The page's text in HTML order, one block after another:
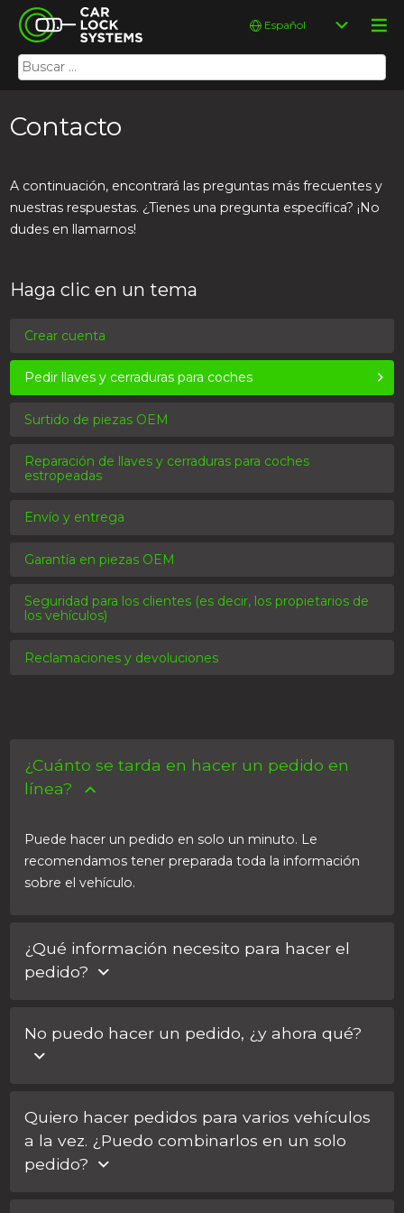
Skip
content
Car Lock Systems
Car Lock Systems
Buscar:
Elegir
idioma
Contacto
A continuación, encontrará las preguntas más frecuentes y
nuestras respuestas. ¿Tienes una pregunta específica? ¡No
dudes en llamarnos!
Haga clic en un tema
Crear cuenta
Pedir llaves y cerraduras para coches
Surtido de piezas OEM
Reparación de llaves y cerraduras para coches
estropeadas
Envío y entrega
Garantía en piezas OEM
Seguridad para los clientes (es decir, los propietarios de
los vehículos)
Reclamaciones y devoluciones
¿Cuánto se tarda en hacer un pedido en
línea?
Puede hacer un pedido en solo un minuto. Le
recomendamos tener preparada toda la información
sobre el vehículo.
¿Qué información necesito para hacer el
pedido?
Se necesita el número de chasis del coche en todos los
pedidos. Además, le pediremos el código de la llave.
y nosotros determinaremos el código correcto a partir
de ahí.
No puedo hacer un pedido, ¿y ahora qué?
Si el producto que ha elegido no está disponible en
nuestro sitio web, puede solicitar un presupuesto en
línea o ponerse en contacto con nosotros a través del
chat. Le ayudaremos a encontrar el producto
Quiero hacer pedidos para varios vehículos
a la vez. ¿Puedo combinarlos en un solo
pedido?